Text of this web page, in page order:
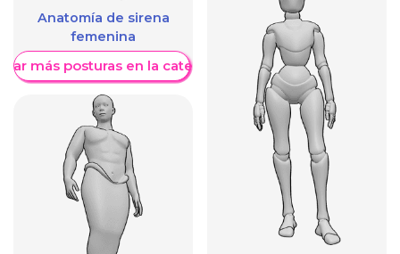
Anatomía de sirena
femenina
más posturas en la categoría